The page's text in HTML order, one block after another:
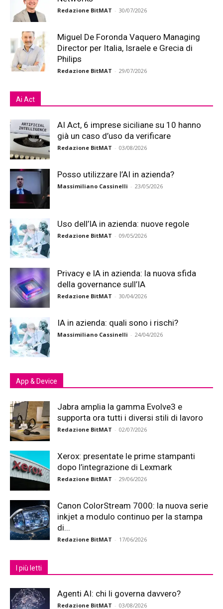
Redazione BitMAT - 30/07/2026
Miguel De Foronda Vaquero Managing
Director per Italia, Israele e Grecia di
Philips
Redazione BitMAT - 29/07/2026
Ai Act
AI Act, 6 imprese siciliane su 10 hanno
già un caso d’uso da verificare
Redazione BitMAT - 03/08/2026
Posso utilizzare l’AI in azienda?
Massimiliano Cassinelli - 23/05/2026
Uso dell’IA in azienda: nuove regole
Redazione BitMAT - 09/05/2026
Privacy e IA in azienda: la nuova sfida
della governance sull’IA
Redazione BitMAT - 30/04/2026
IA in azienda: quali sono i rischi?
Massimiliano Cassinelli - 24/04/2026
App & Device
Jabra amplia la gamma Evolve3 e
supporta ora tutti i diversi stili di lavoro
Redazione BitMAT - 02/07/2026
Xerox: presentate le prime stampanti
dopo l’integrazione di Lexmark
Redazione BitMAT - 29/06/2026
Canon ColorStream 7000: la nuova serie
inkjet a modulo continuo per la stampa
di...
Redazione BitMAT - 17/06/2026
I più letti
Agenti AI: chi li governa davvero?
Redazione BitMAT - 03/08/2026